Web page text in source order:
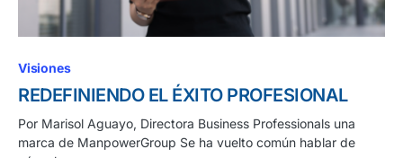
Visiones
REDEFINIENDO EL ÉXITO PROFESIONAL
Por Marisol Aguayo, Directora Business Professionals una
marca de ManpowerGroup Se ha vuelto común hablar de